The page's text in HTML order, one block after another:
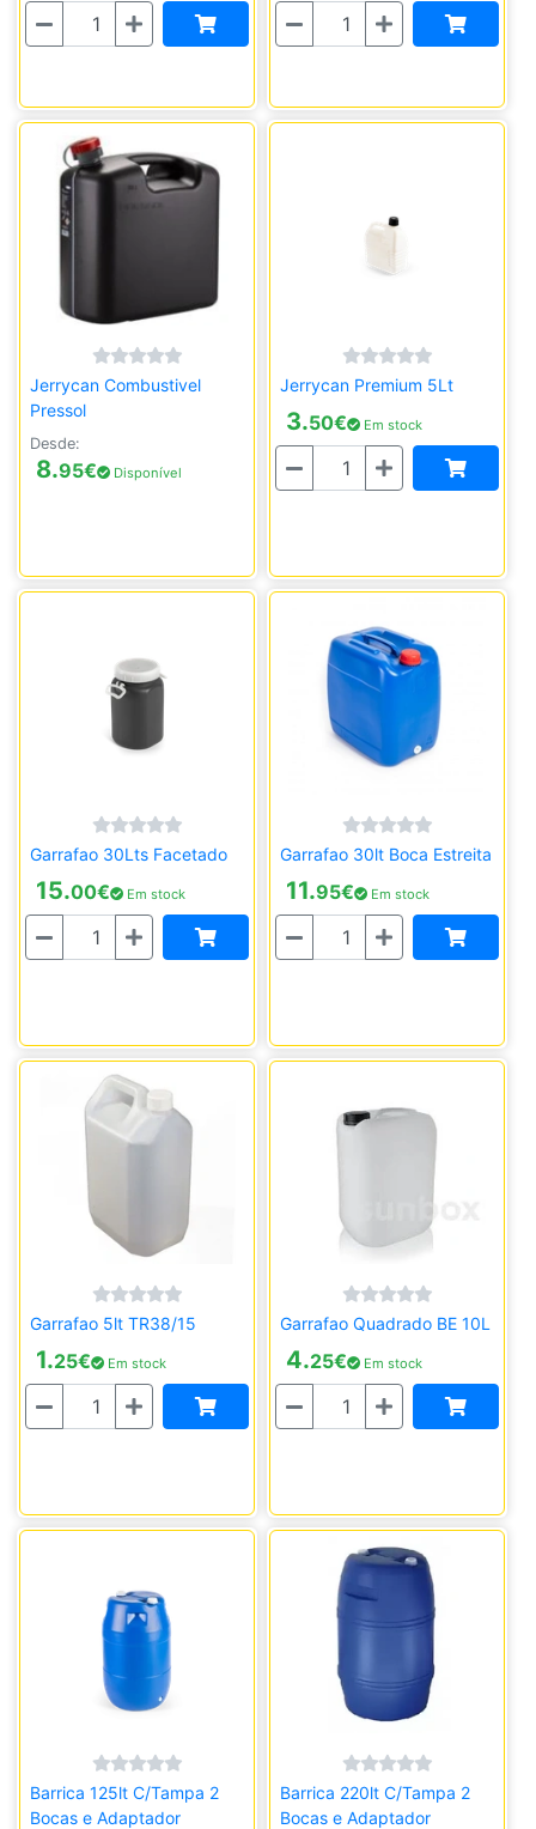
Quantidade Quantidade
Jerrycan Combustivel
Pressol
Desde:
8.95€ Disponível
Jerrycan Premium 5Lt
3.50€ Em stock
Quantidade
Garrafao 30Lts Facetado
15.00€ Em stock
Quantidade
Garrafao 30lt Boca Estreita
11.95€ Em stock
Quantidade
Garrafao 5lt TR38/15
1.25€ Em stock
Quantidade
Garrafao Quadrado BE 10L
4.25€ Em stock
Quantidade
Barrica 125lt C/Tampa 2
Bocas e Adaptador
Barrica 220lt C/Tampa 2
Bocas e Adaptador